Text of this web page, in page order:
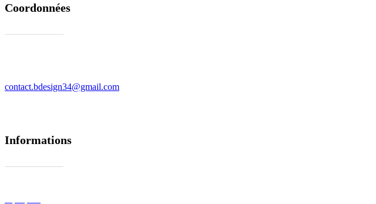
Coordonnées
contact.bdesign34@gmail.com
Informations